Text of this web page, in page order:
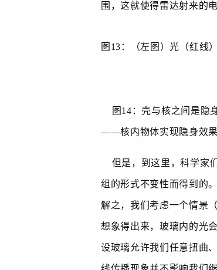
围，这就使得雷达射来的
图 13 ：（左图）光（红线
图 14 ：壳与核之间是隐
——核内物体实现隐身效果
但是，到这里，科学家
组的形式不变性而得到的
解之，我们考虑一个情景
想象得出来，玻璃内的光
设玻璃允许我们任意扭曲